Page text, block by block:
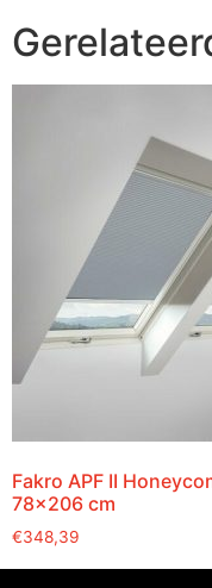
Fakro APF II
78×206 cm
€348,39